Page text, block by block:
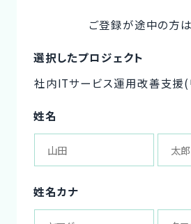
ご登録が途中の方は
選択したプロジェクト
社内ITサービス運用改善支援(
姓名
姓名カナ